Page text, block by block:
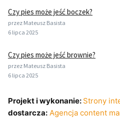
Czy pies może jeść boczek?
przez Mateusz Basista
6 lipca 2025
Czy pies może jeść brownie?
przez Mateusz Basista
6 lipca 2025
Projekt i wykonanie: Strony
dostarcza: Agencja content